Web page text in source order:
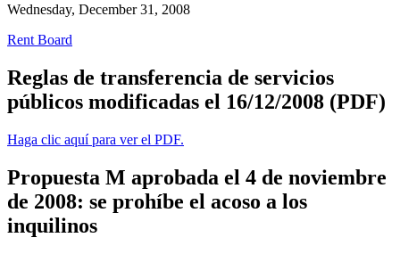
Wednesday, December 31, 2008
Rent Board
Reglas de transferencia de servicios
públicos modificadas el 16/12/2008 (PDF)
Haga clic aquí para ver el PDF.
Propuesta M aprobada el 4 de noviembre
de 2008: se prohíbe el acoso a los
inquilinos